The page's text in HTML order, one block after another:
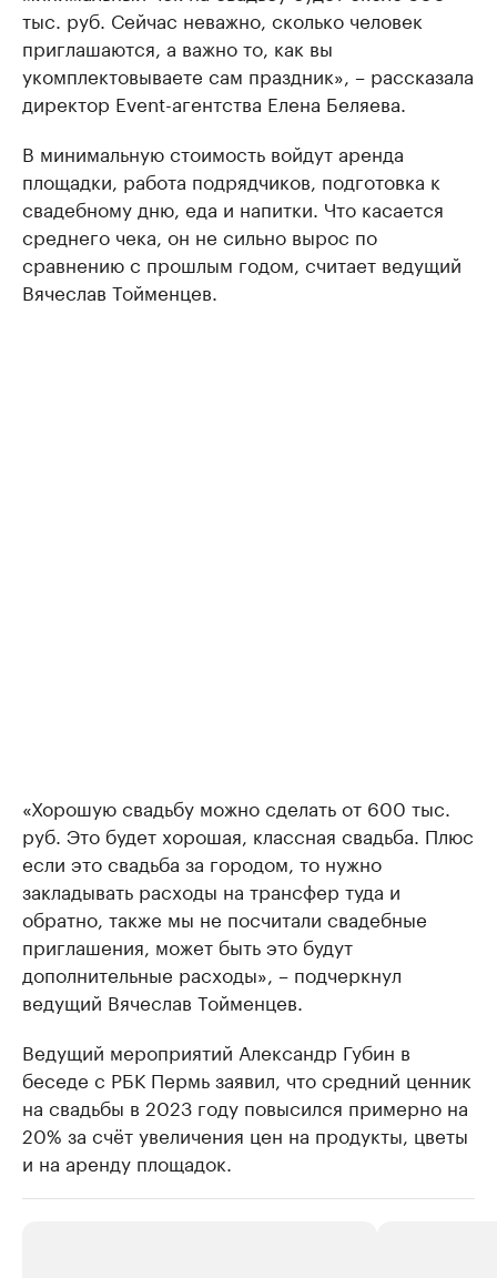
тыс. руб. Сейчас неважно, сколько человек
приглашаются, а важно то, как вы
укомплектовываете сам праздник», – рассказала
директор Event-агентства Елена Беляева.
В минимальную стоимость войдут аренда
площадки, работа подрядчиков, подготовка к
свадебному дню, еда и напитки. Что касается
среднего чека, он не сильно вырос по
сравнению с прошлым годом, считает ведущий
Вячеслав Тойменцев.
«Хорошую свадьбу можно сделать от 600 тыс.
руб. Это будет хорошая, классная свадьба. Плюс
если это свадьба за городом, то нужно
закладывать расходы на трансфер туда и
обратно, также мы не посчитали свадебные
приглашения, может быть это будут
дополнительные расходы», – подчеркнул
ведущий Вячеслав Тойменцев.
Ведущий мероприятий Александр Губин в
беседе с РБК Пермь заявил, что средний ценник
на свадьбы в 2023 году повысился примерно на
20% за счёт увеличения цен на продукты, цветы
и на аренду площадок.